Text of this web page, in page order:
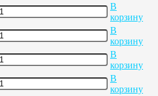
В
корзину
В
корзину
В
корзину
В
корзину